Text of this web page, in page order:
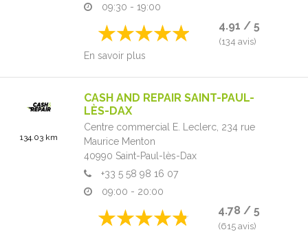
09:30 - 19:00
4.91 / 5
(134 avis)
En savoir plus
134.03 km
CASH AND REPAIR SAINT-PAUL-
LÈS-DAX
Centre commercial E. Leclerc, 234 rue
Maurice Menton
40990 Saint-Paul-lès-Dax
+33 5 58 98 16 07
09:00 - 20:00
4.78 / 5
(615 avis)